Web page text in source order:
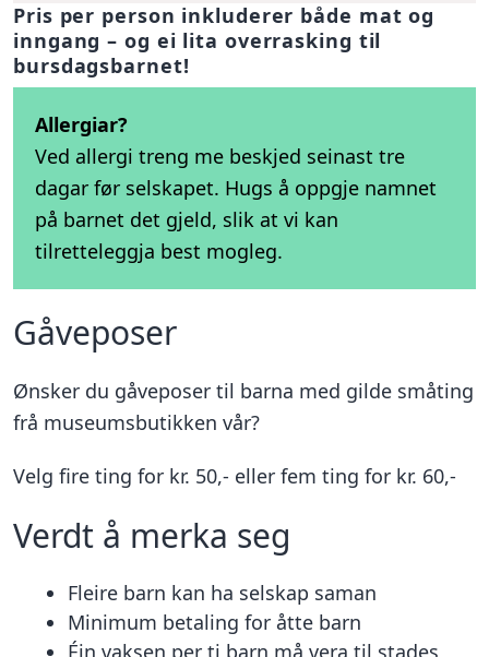
Pris per person inkluderer både mat og
inngang – og ei lita overrasking til
bursdagsbarnet!
Allergiar?
Ved allergi treng me beskjed seinast tre
dagar før selskapet. Hugs å oppgje namnet
på barnet det gjeld, slik at vi kan
tilretteleggja best mogleg.
Gåveposer
Ønsker du gåveposer til barna med gilde småting
frå museumsbutikken vår?
Velg fire ting for kr. 50,- eller fem ting for kr. 60,-
Verdt å merka seg
Fleire barn kan ha selskap saman
Minimum betaling for åtte barn
Éin vaksen per ti barn må vera til stades